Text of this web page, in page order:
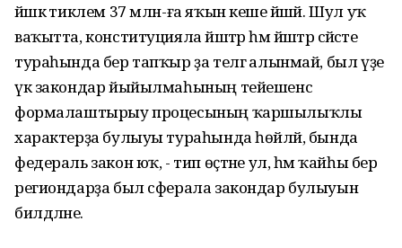
йәшкә тиклем 37 млн-ға яҡын кеше йәшәй. Шул уҡ
ваҡытта, конституцияла йәштәр һәм йәштәр сәйәсәте
тураһында бер тапҡыр ҙа телгә алынмай, был үҙе
үк закондар йыйылмаһының тейешенсә
формалаштырыу процесының ҡаршылыҡлы
характерҙа булыуы тураһында һөйләй, бында
федераль закон юҡ, - тип өҫтәне ул, һәм ҡайһы бер
региондарҙа был сферала закондар булыуын
билдәләне.